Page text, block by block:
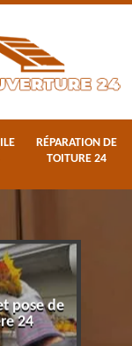
RÉPARATION DE
TOITURE 24
pose de
24